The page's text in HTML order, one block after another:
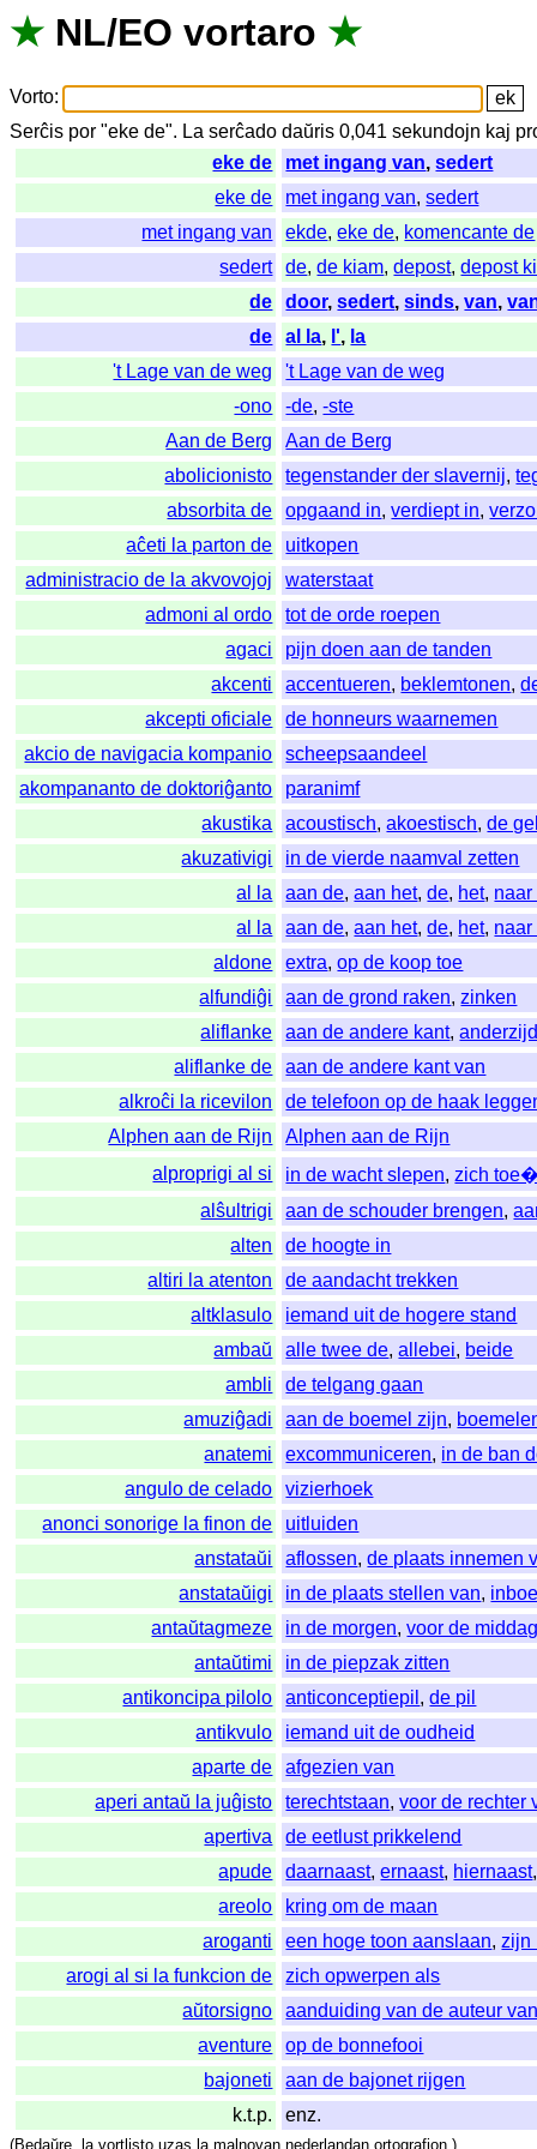
★ NL/EO vortaro ★
Vorto:
Serĉis por "eke de". La serĉado daŭris 0,041sekundojn kaj
eke de
met ingang van,sedert
eke de
met ingang van,sedert
met ingang van
ekde,eke de, komencante de
sedert
de,de kiam,depost,depost
de
door,sedert,sinds,van,
de
al la, l', la
't Lage van de weg
't Lage van de weg
-ono
-de,-ste
Aan de Berg
Aan de Berg
abolicionisto
tegenstander der slavernij,
absorbita de
opgaand in,verdiept in,
aĉeti la parton de
uitkopen
administracio de la akvovojoj
waterstaat
admoni al ordo
tot de orde roepen
agaci
pijn doen aan de tanden
akcenti
accentueren, beklemtonen,
akcepti oficiale
de honneurs waarnemen
akcio de navigacia kompanio
scheepsaandeel
akompananto de doktoriĝanto
paranimf
akustika
acoustisch,akoestisch,de
akuzativigi
in de vierde naamval zetten
al la
aan de,aan het,de, het, naar
al la
aan de,aan het,de, het, naar
aldone
extra,op de koop toe
alfundiĝi
aan de grond raken,zinken
aliflanke
aan de andere kant,
aliflanke de
aan de andere kant van
alkroĉi la ricevilon
de telefoon op de haak
Alphen aan de Rijn
Alphen aan de Rijn
alproprigi al si
in de wacht slepen,zich
alŝultrigi
aan de schouder brengen,
alten
de hoogte in
altiri la atenton
de aandacht trekken
altklasulo
iemand uit de hogere stand
ambaŭ
alle twee de,allebei, beide
ambli
de telgang gaan
amuziĝadi
aan de boemel zijn,
anatemi
excommuniceren, in de ban
angulo de celado
vizierhoek
anonci sonorige la finon de
uitluiden
anstataŭi
aflossen,de plaats innemen
anstataŭigi
in de plaats stellen van,
antaŭtagmeze
in de morgen,voor de
antaŭtimi
in de piepzak zitten
antikoncipa pilolo
anticonceptiepil ,de pil
antikvulo
iemand uit de oudheid
aparte de
afgezien van
aperi antaŭ la juĝisto
terechtstaan,voor de rechter
apertiva
de eetlust prikkelend
apude
daarnaast,ernaast, hiernaast
areolo
kring om de maan
aroganti
een hoge toon aanslaan,zijn
arogi al si la funkcion de
zich opwerpen als
aŭtorsigno
aanduiding van de auteur
aventure
op de bonnefooi
bajoneti
aan de bajonet rijgen
k.t.p.
enz.
(Bedaŭre la vortlisto uzas la malnovan nederlandan ortografion .)